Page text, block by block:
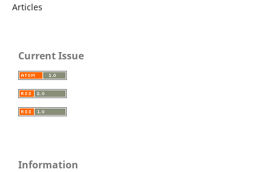
Articles
Current Issue
Information